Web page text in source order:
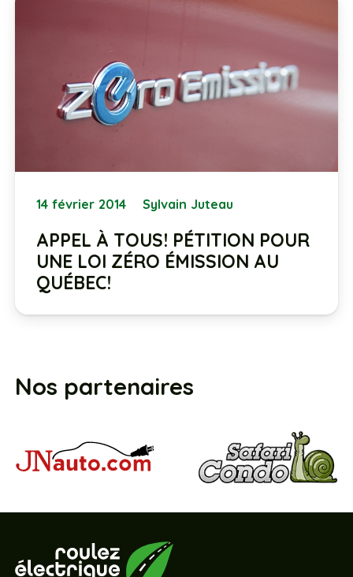
14 février 2014 Sylvain Juteau
APPEL À TOUS! PÉTITION POUR
UNE LOI ZÉRO ÉMISSION AU
QUÉBEC!
Nos partenaires